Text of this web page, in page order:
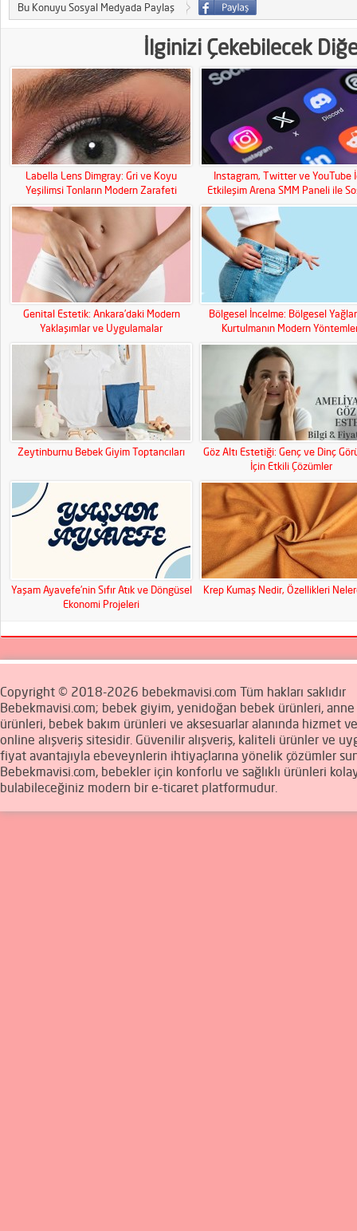
Bu Konuyu Sosyal Medyada Paylaş
İlginizi Çekebilecek
Labella Lens Dimgray: Gri ve Koyu
Yeşilimsi Tonların Modern Zarafeti
Instagram, Twitter ve YouTube
Etkileşim Arena SMM Paneli ile
Medya Gücünüzü Artırın!
Genital Estetik: Ankara’daki Modern
Yaklaşımlar ve Uygulamalar
Bölgesel İncelme: Bölgesel
Kurtulmanın Modern
Zeytinburnu Bebek Giyim Toptancıları
Göz Altı Estetiği: Genç ve Dinç
İçin Etkili Çözümler
Yaşam Ayavefe’nin Sıfır Atık ve Döngüsel
Ekonomi Projeleri
Krep Kumaş Nedir, Özellikleri
Copyright © 2018-2026 bebekmavisi.com Tüm hakları saklıdır
Bebekmavisi.com; bebek giyim, yenidoğan bebek ürünleri,
ürünleri, bebek bakım ürünleri ve aksesuarlar alanında hizmet
online alışveriş sitesidir. Güvenilir alışveriş, kaliteli ürünler ve
fiyat avantajıyla ebeveynlerin ihtiyaçlarına yönelik çözümler
Bebekmavisi.com, bebekler için konforlu ve sağlıklı ürünleri
bulabileceğiniz modern bir e-ticaret platformudur.